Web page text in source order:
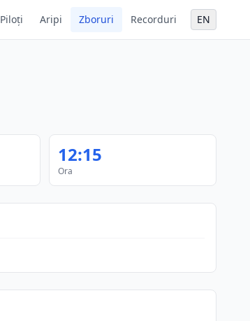
Piloți Aripi Zboruri Recorduri EN
12:15
Ora